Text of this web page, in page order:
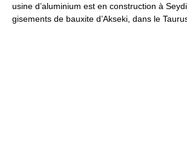
usine d’aluminium est en construction à
gisements de bauxite d’Akseki, dans le